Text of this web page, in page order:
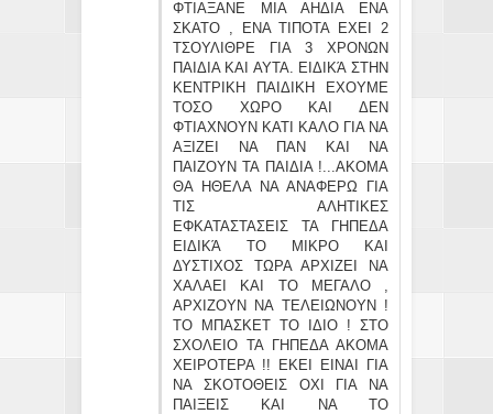
ΦΤΙΑΞΑΝΕ ΜΙΑ ΑΗΔΙΑ ΕΝΑ
ΣΚΑΤΟ , ΕΝΑ ΤΙΠΟΤΑ ΕΧΕΙ 2
ΤΣΟΥΛΙΘΡΕ ΓΙΑ 3 ΧΡΟΝΩΝ
ΠΑΙΔΙΑ ΚΑΙ ΑΥΤΑ. ΕΙΔΙΚΆ ΣΤΗΝ
ΚΕΝΤΡΙΚΗ ΠΑΙΔΙΚΗ ΕΧΟΥΜΕ
ΤΟΣΟ ΧΩΡΟ ΚΑΙ ΔΕΝ
ΦΤΙΑΧΝΟΥΝ ΚΑΤΙ ΚΑΛΟ ΓΙΑ ΝΑ
ΑΞΙΖΕΙ ΝΑ ΠΑΝ ΚΑΙ ΝΑ
ΠΑΙΖΟΥΝ ΤΑ ΠΑΙΔΙΑ !...ΑΚΟΜΑ
ΘΑ ΗΘΕΛΑ ΝΑ ΑΝΑΦΕΡΩ ΓΙΑ
ΤΙΣ ΑΛΗΤΙΚΕΣ
ΕΦΚΑΤΑΣΤΑΣΕΙΣ ΤΑ ΓΗΠΕΔΑ
ΕΙΔΙΚΆ ΤΟ ΜΙΚΡΟ ΚΑΙ
ΔΥΣΤΙΧΟΣ ΤΩΡΑ ΑΡΧΙΖΕΙ ΝΑ
ΧΑΛΑΕΙ ΚΑΙ ΤΟ ΜΕΓΑΛΟ ,
ΑΡΧΙΖΟΥΝ ΝΑ ΤΕΛΕΙΩΝΟΥΝ !
ΤΟ ΜΠΑΣΚΕΤ ΤΟ ΙΔΙΟ ! ΣΤΟ
ΣΧΟΛΕΙΟ ΤΑ ΓΗΠΕΔΑ ΑΚΟΜΑ
ΧΕΙΡΟΤΕΡΑ !! ΕΚΕΙ ΕΙΝΑΙ ΓΙΑ
ΝΑ ΣΚΟΤΟΘΕΙΣ ΟΧΙ ΓΙΑ ΝΑ
ΠΑΙΞΕΙΣ ΚΑΙ ΝΑ ΤΟ